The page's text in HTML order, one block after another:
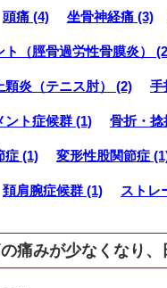
頭痛 (4) 坐骨神経痛 (3)
ト（脛骨過労性骨膜炎）
顆炎（テニス肘） (2) 手
ント症候群 (1) 骨折・捻
症 (1) 変形性股関節症
頚肩腕症候群 (1) ストレ
痛みが少なくなり